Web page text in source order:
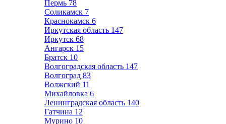
Пермь 78
Соликамск 7
Краснокамск 6
Иркутская область 147
Иркутск 68
Ангарск 15
Братск 10
Волгоградская область 147
Волгоград 83
Волжский 11
Михайловка 6
Ленинградская область 140
Гатчина 12
Мурино 10